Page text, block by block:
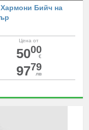
Бийч на
Цена от
5000
€
9779
лв